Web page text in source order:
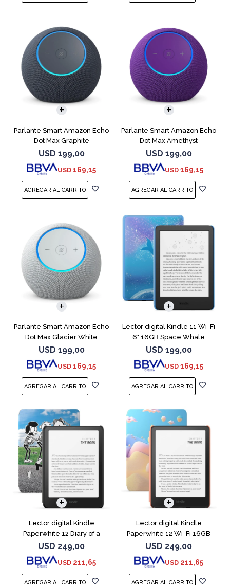
Parlante Smart Amazon Echo
Dot Max Graphite
USD 199,00
USD 169,15
Parlante Smart Amazon Echo
Dot Max Amethyst
USD 199,00
USD 169,15
Parlante Smart Amazon Echo
Dot Max Glacier White
USD 199,00
USD 169,15
Lector digital Kindle 11 Wi-Fi
6" 16GB Space Whale
USD 199,00
USD 169,15
Lector digital Kindle
Paperwhite 12 Diary of a
Wimpy
USD 249,00
USD 211,65
Lector digital Kindle
Paperwhite 12 Wi-Fi 16GB
Starfish
USD 249,00
USD 211,65